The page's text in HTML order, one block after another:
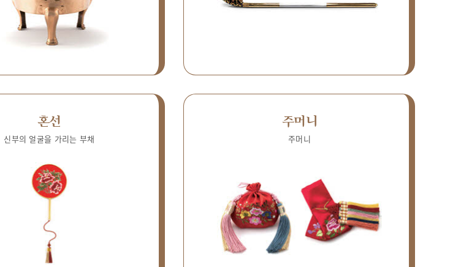
혼선
신부의 얼굴을 가리는 부채
주머니
주머니